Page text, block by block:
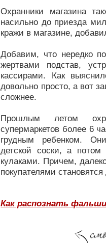
Охранники магазина
насильно до приезда
кражи в магазине,
Добавим, что нередко
жертвами подстав,
кассирами. Как
довольно просто, а вот
сложнее.
Прошлым летом
супермаркетов более 6
грудным ребенком.
детской соски, а
кулаками. Причем,
покупателями
Как распознать